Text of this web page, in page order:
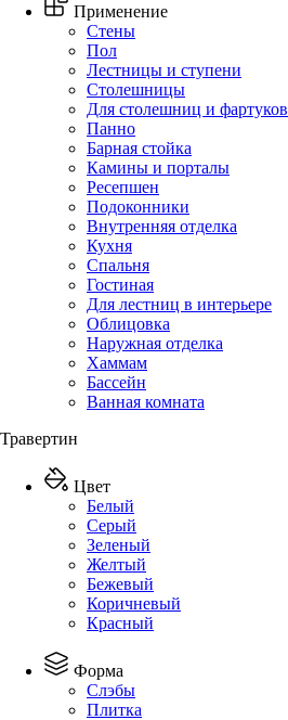
Применение
Стены
Пол
Лестницы и ступени
Столешницы
Для столешниц и фартуков
Панно
Барная стойка
Камины и порталы
Ресепшен
Подоконники
Внутренняя отделка
Кухня
Спальня
Гостиная
Для лестниц в интерьере
Облицовка
Наружная отделка
Хаммам
Бассейн
Ванная комната
Травертин
Цвет
Белый
Серый
Зеленый
Желтый
Бежевый
Коричневый
Красный
Форма
Слэбы
Плитка